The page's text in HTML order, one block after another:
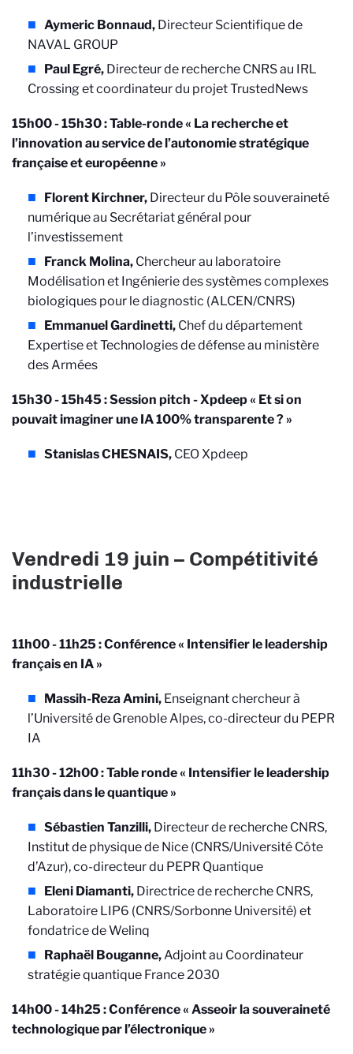
Aymeric Bonnaud, Directeur Scientifique de
NAVAL GROUP
Paul Egré, Directeur de recherche CNRS au IRL
Crossing et coordinateur du projet TrustedNews
15h00 - 15h30 : Table-ronde « La recherche et
l’innovation au service de l’autonomie stratégique
française et européenne »
Florent Kirchner, Directeur du Pôle souveraineté
numérique au Secrétariat général pour
l’investissement
Franck Molina, Chercheur au laboratoire
Modélisation et Ingénierie des systèmes complexes
biologiques pour le diagnostic (ALCEN/CNRS)
Emmanuel Gardinetti, Chef du département
Expertise et Technologies de défense au ministère
des Armées
15h30 - 15h45 :Session pitch - Xpdeep « Et si on
pouvait imaginer une IA 100% transparente ? »
Stanislas CHESNAIS, CEO Xpdeep
Vendredi 19 juin – Compétitivité
industrielle
11h00 - 11h25 : Conférence « Intensifier le leadership
français en IA »
Massih-Reza Amini, Enseignant chercheur à
l’Université de Grenoble Alpes, co-directeur du PEPR
IA
11h30 - 12h00 : Table ronde « Intensifier le leadership
français dans le quantique »
Sébastien Tanzilli, Directeur de recherche CNRS,
Institut de physique de Nice (CNRS/Université Côte
d’Azur), co-directeur du PEPR Quantique
Eleni Diamanti, Directrice de recherche CNRS,
Laboratoire LIP6 (CNRS/Sorbonne Université) et
fondatrice de Welinq
Raphaël Bouganne,Adjoint au Coordinateur
stratégie quantique France 2030
14h00 - 14h25 : Conférence « Asseoir la souveraineté
technologique par l’électronique »